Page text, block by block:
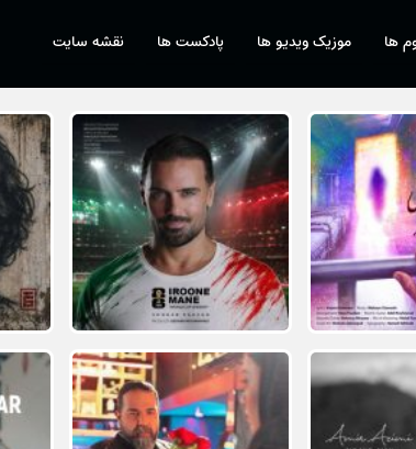
ها موزیک ویدیو ها پادکست ها نقشه سایت